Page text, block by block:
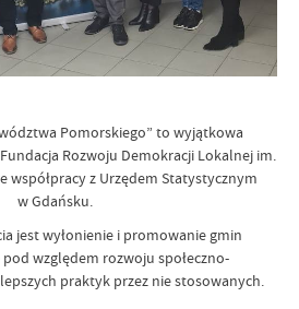
Pomorskiego” to wyjątkowa
Rozwoju Demokracji Lokalnej im.
współpracy z Urzędem Statystycznym
w Gdańsku.
jest wyłonienie i promowanie gmin
względem rozwoju społeczno-
praktyk przez nie stosowanych.